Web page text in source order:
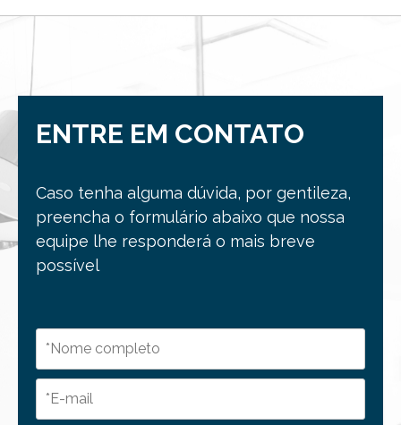
ENTRE EM CONTATO
Caso tenha alguma dúvida, por gentileza,
preencha o formulário abaixo que nossa
equipe lhe responderá o mais breve
possível